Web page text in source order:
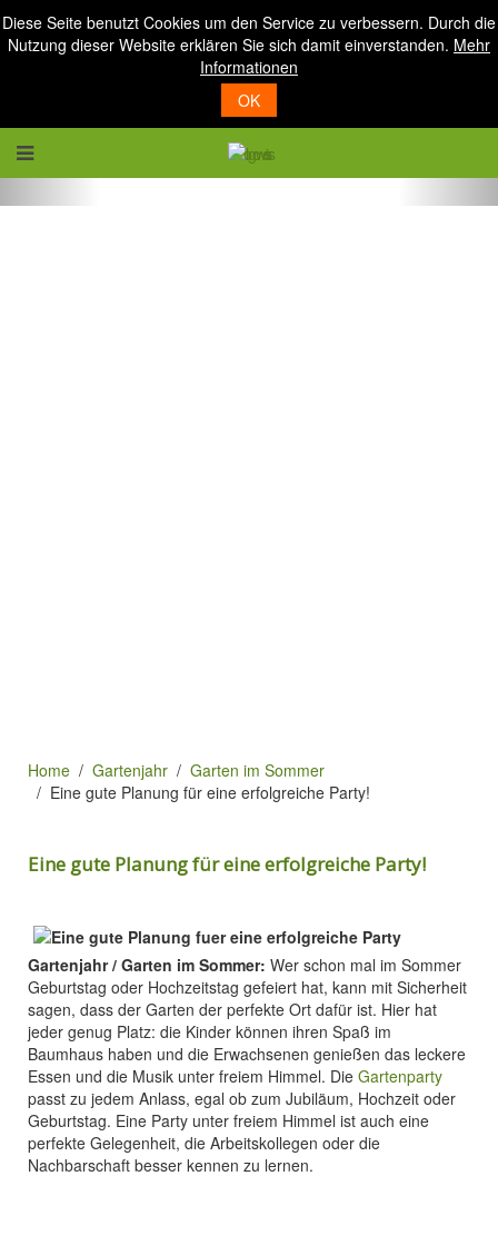
Diese Seite benutzt Cookies um den Service zu verbessern. Durch die
Nutzung dieser Website erklären Sie sich damit einverstanden. Mehr
Informationen
OK
Home Gartenjahr
Garten im Sommer
Eine gute Planung für eine erfolgreiche Party!
Eine gute Planung für eine erfolgreiche Party!
Gartenjahr / Garten im Sommer: Wer schon mal im Sommer
Geburtstag oder Hochzeitstag gefeiert hat, kann mit Sicherheit
sagen, dass der Garten der perfekte Ort dafür ist. Hier hat
jeder genug Platz: die Kinder können ihren Spaß im
Baumhaus haben und die Erwachsenen genießen das leckere
Essen und die Musik unter freiem Himmel. Die Gartenparty
passt zu jedem Anlass, egal ob zum Jubiläum, Hochzeit oder
Geburtstag. Eine Party unter freiem Himmel ist auch eine
perfekte Gelegenheit, die Arbeitskollegen oder die
Nachbarschaft besser kennen zu lernen.